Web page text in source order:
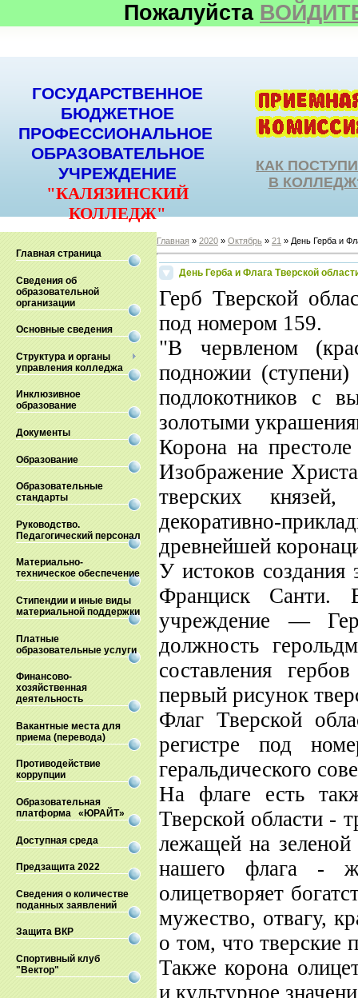
Пожалуйста
ГОСУДАРСТВЕННОЕ
БЮДЖЕТНОЕ
ПРОФЕССИОНАЛЬНОЕ
ОБРАЗОВАТЕЛЬНОЕ
УЧРЕЖДЕНИЕ
"КАЛЯЗИНСКИЙ
КОЛЛЕДЖ"
КАК
В
Главная страница
Сведения об
образовательной
организации
Основные сведения
Структура и органы
управления колледжа
Инклюзивное
образование
Документы
Образование
Образовательные
стандарты
Руководство.
Педагогический персонал
Материально-
техническое обеспечение
Стипендии и иные виды
материальной поддержки
Платные
образовательные услуги
Финансово-
хозяйственная
деятельность
Вакантные места для
приема (перевода)
Противодействие
коррупции
Образовательная
платформа «ЮРАЙТ»
Доступная среда
Предзащита 2022
Сведения о количестве
поданных заявлений
Защита ВКР
Спортивный клуб
"Вектор"
Главная » 2020 » Октябрь » 21 » День Герба и
День Герба и Флага Тверской
Герб Тверской
под номером 159.
"В червленом
подножии
подлокотников с
золотыми
Корона на
Изображение
тверских
декоративно-
древнейшей
У истоков создания
Франциск Санти.
учреждение —
должность
составления
первый рисунок
Флаг Тверской
регистре под
геральдического
На флаге есть
Тверской области -
лежащей на
нашего флага -
олицетворяет
мужество, отвагу,
о том, что тверские
Также корона
и культурное